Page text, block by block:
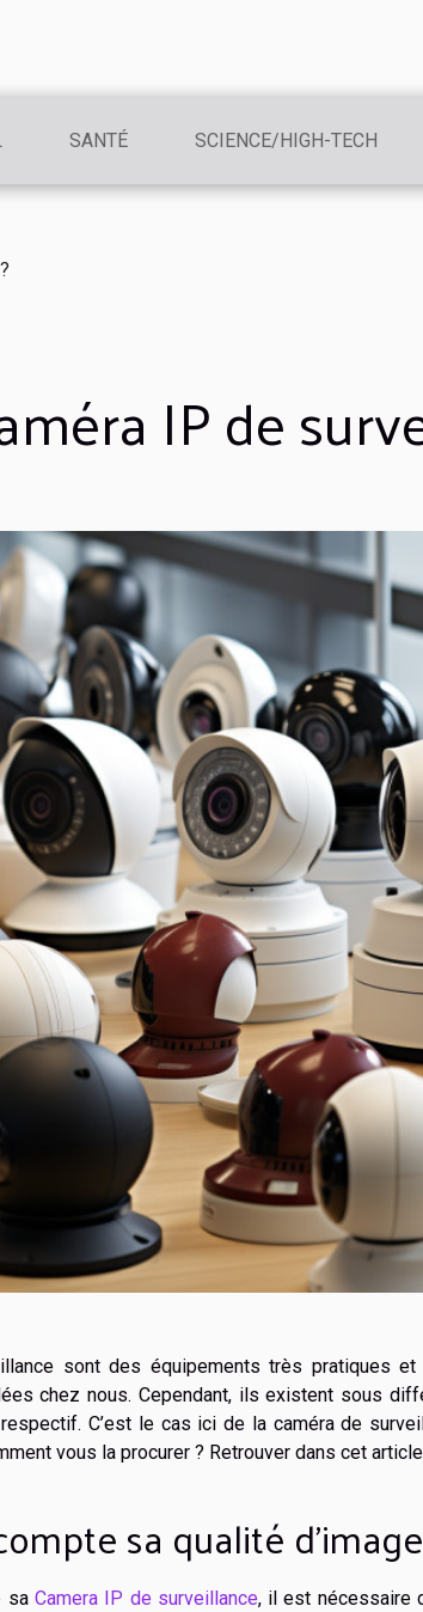
SANTÉ SCIENCE/HIGH-TECH
IP de
sont des équipements très pratiques
chez nous. Cependant, ils existent sous
C’est le cas ici de la caméra de
vous la procurer ? Retrouver dans cet
sa qualité d’image
sa Camera IP de surveillance, il est nécessaire